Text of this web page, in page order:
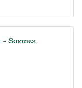
Saemes